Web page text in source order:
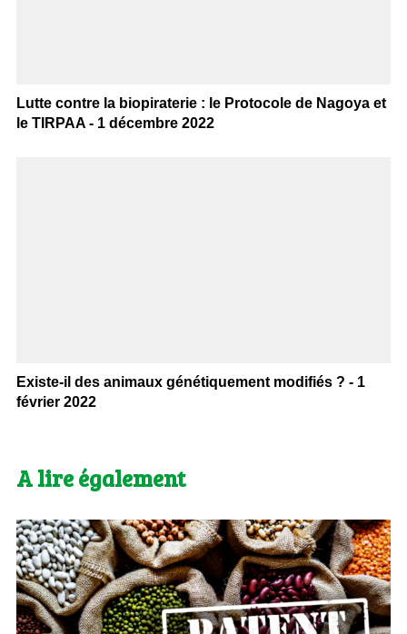
Lutte contre la biopiraterie : le Protocole de Nagoya et
le TIRPAA - 1 décembre 2022
Existe-il des animaux génétiquement modifiés ? - 1
février 2022
A lire également